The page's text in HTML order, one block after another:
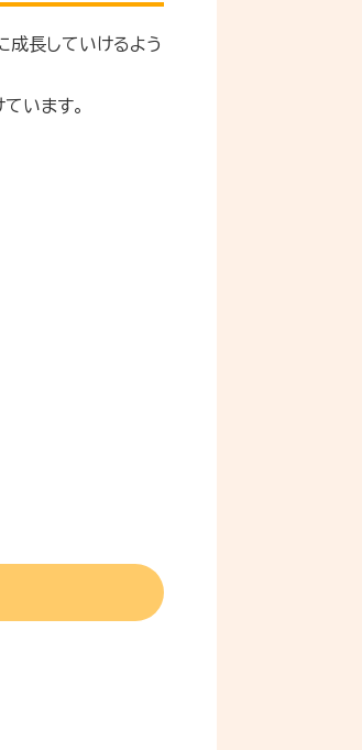
成長していけるよう
います。